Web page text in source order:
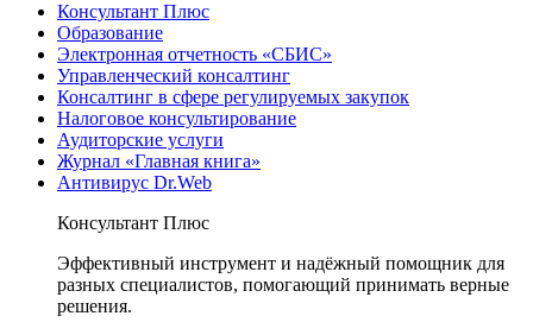
Консультант Плюс
Образование
Электронная отчетность «СБИС»
Управленческий консалтинг
Консалтинг в сфере регулируемых закупок
Налоговое консультирование
Аудиторские услуги
Журнал «Главная книга»
Антивирус Dr.Web
Консультант Плюс
Эффективный инструмент и надёжный помощник для
разных специалистов, помогающий принимать верные
решения.